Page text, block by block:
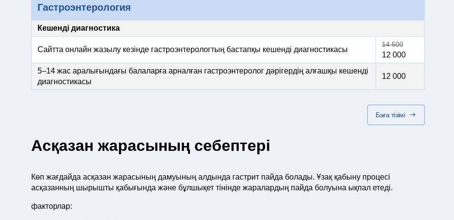
Гастроэнтерология
Кешенді диагностика
Сайтта онлайн жазылу кезінде гастроэнтерологтың бастапқы кешенді диагностикасы
14 500
12 000
5–14 жас аралығындағы балаларға арналған гастроэнтеролог дәрігердің алғашқы кешенді
диагностикасы
12 000
Баға тізімі
Асқазан жарасының себептері
Көп жағдайда асқазан жарасының дамуының алдында гастрит пайда болады. Ұзақ қабыну процесі
асқазанның шырышты қабығында және бұлшықет тінінде жаралардың пайда болуына ықпал етеді.
факторлар: